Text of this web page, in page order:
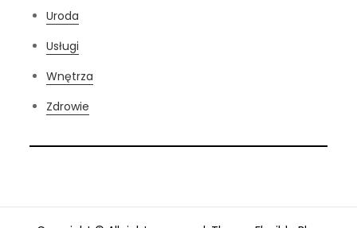
Uroda
Usługi
Wnętrza
Zdrowie